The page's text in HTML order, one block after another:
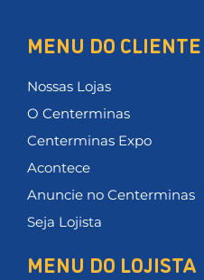
MENU DO CLIENTE
Nossas Lojas
O Centerminas
Centerminas Expo
Acontece
Anuncie no Centerminas
Seja Lojista
MENU DO LOJISTA